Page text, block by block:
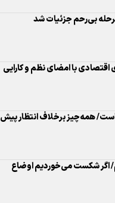
اقتصادی با امضای نظم و کارایی
همه‌چیز برخلاف انتظار پیش
اگر شکست می‌خوردیم اوضاع